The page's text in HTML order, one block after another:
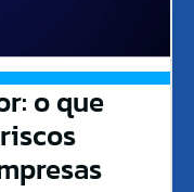
o que